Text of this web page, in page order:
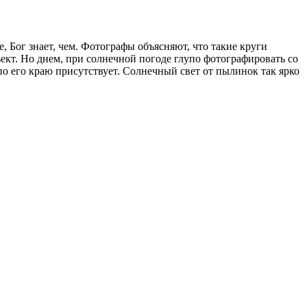
знает, чем. Фотографы объясняют, что такие круги
Но днем, при солнечной погоде глупо фотографировать со
краю присутствует. Солнечный свет от пылинок так ярко